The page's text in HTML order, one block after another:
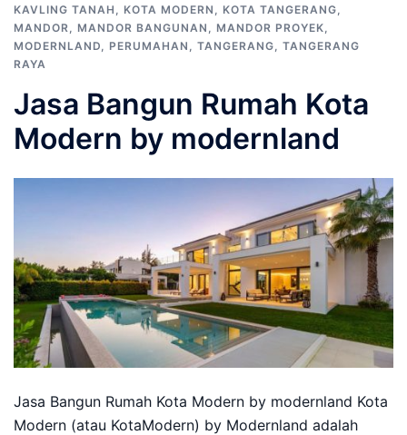
KAVLING TANAH , KOTA MODERN , KOTA TANGERANG,
MANDOR, MANDOR BANGUNAN , MANDOR PROYEK,
MODERNLAND, PERUMAHAN , TANGERANG, TANGERANG
RAYA
Jasa Bangun Rumah Kota
Modern by modernland
Jasa Bangun Rumah Kota Modern by modernland Kota
Modern (atau KotaModern) by Modernland adalah